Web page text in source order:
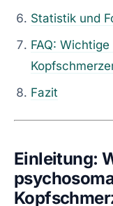
Statistik und
FAQ:
Fazit
Einleitung: